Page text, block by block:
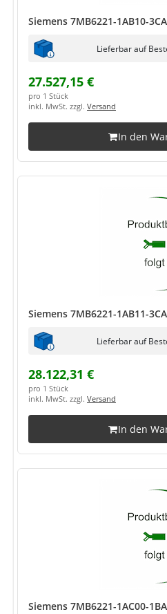
Siemens 7MB6221-1AB10-
Lieferbar auf
27.527,15 €
pro 1 Stück
inkl. MwSt. zzgl. Versand
In den
Siemens 7MB6221-1AB11-
Lieferbar auf
28.122,31 €
pro 1 Stück
inkl. MwSt. zzgl. Versand
In den
Siemens 7MB6221-1AC00-